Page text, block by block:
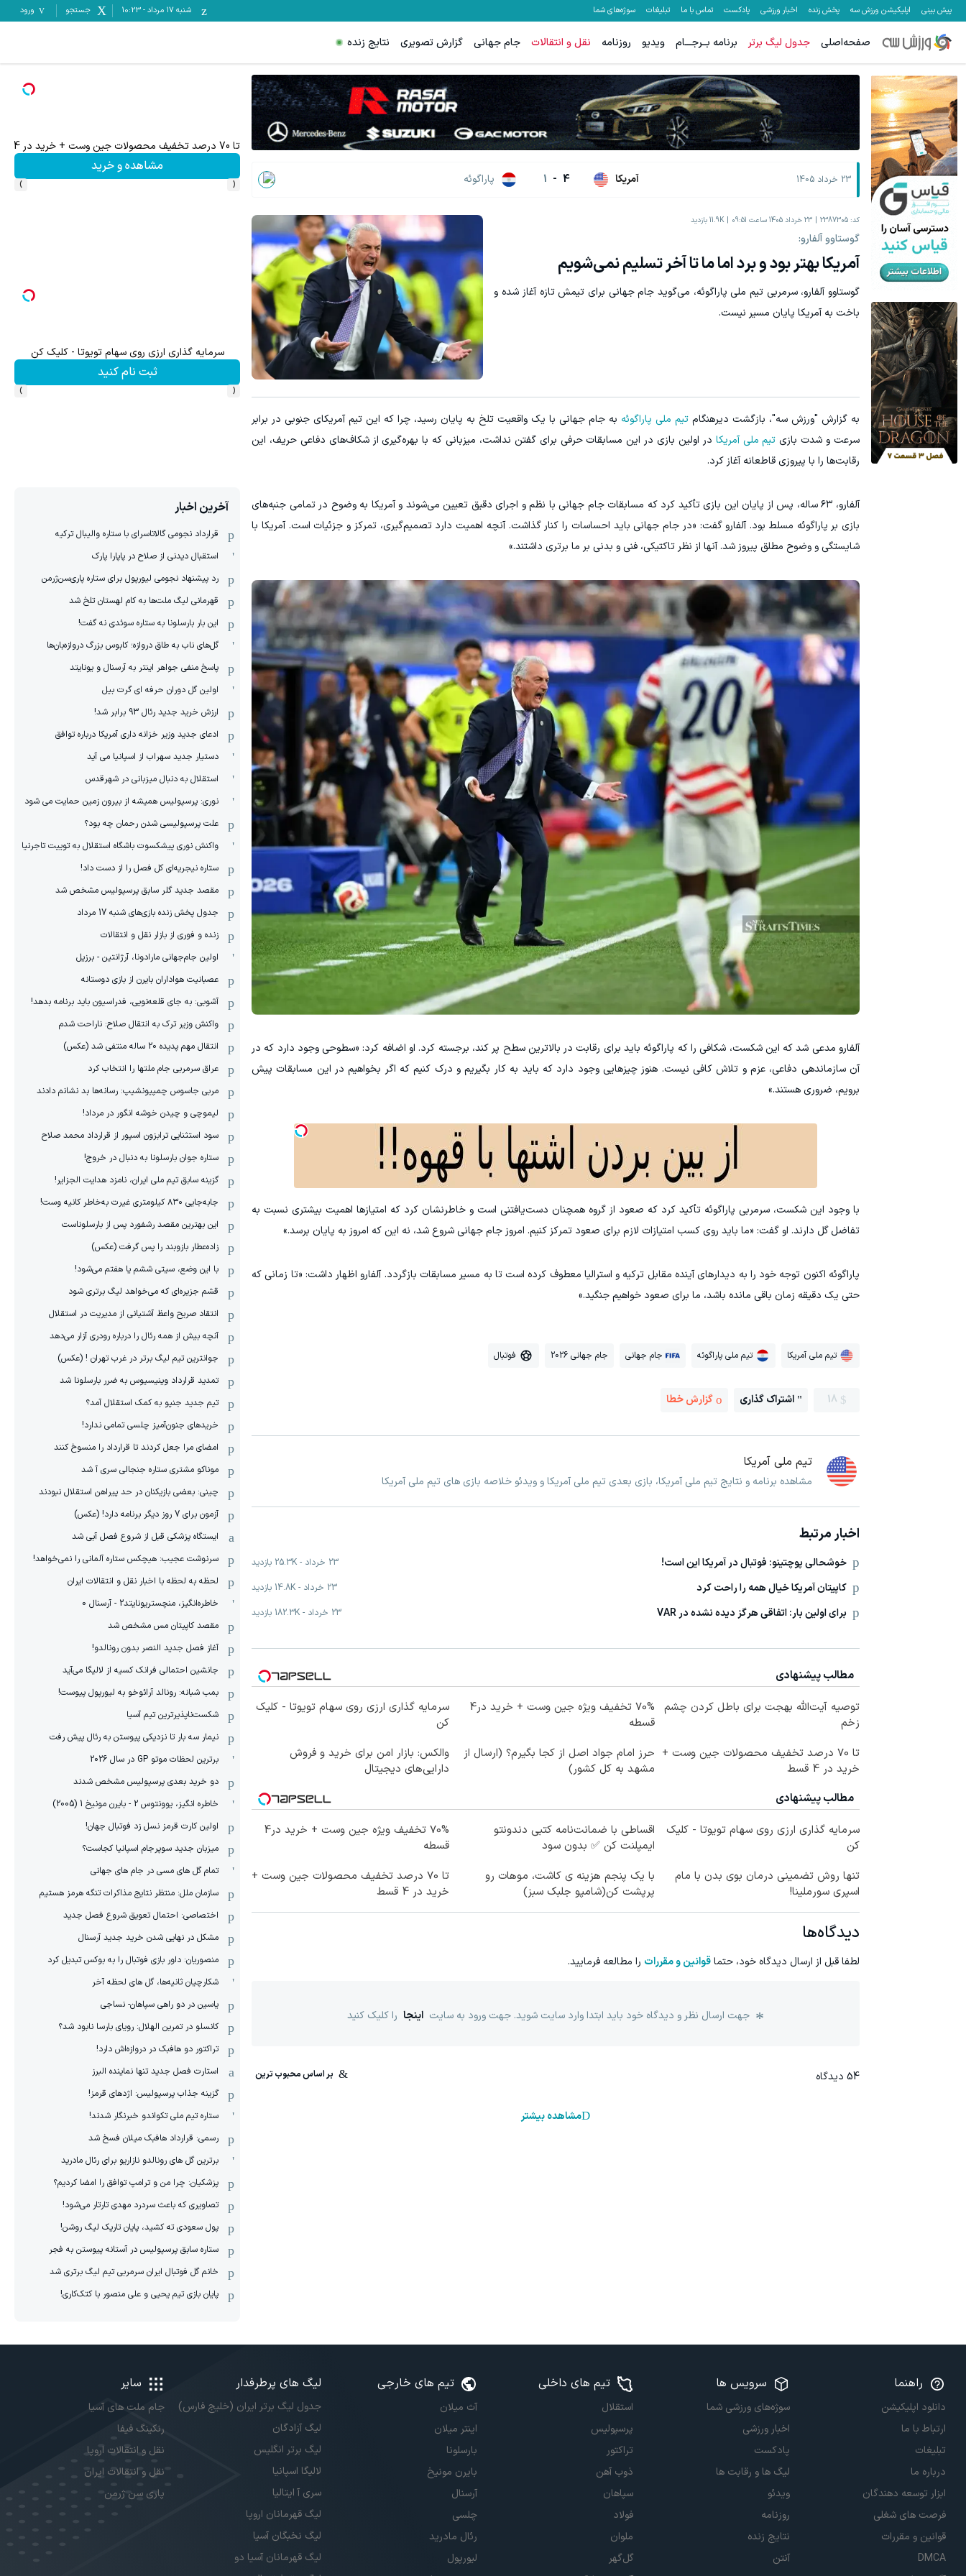
پیش بینی اپلیکیشن ورزش سه پخش زنده اخبار ورزشی پادکست تماس با ما تبلیغات سوژه‌های شما شنبه ۱۷ مرداد -
10:23 جستجو ورود
صفحه‌اصلی جدول لیگ برتر برنامه بــرجـــام ویدیو روزنامه نقل و انتقالات جام جهانی گزارش تصویری نتایج زنده
23 خرداد 1405 آمریکا 4
-
1 پاراگوئه
کد: 2387305 23 خرداد 1405 ساعت 09:51 11.9K بازدید
گوستاوو آلفارو:
آمریکا بهتر بود و برد اما ما تا آخر تسلیم نمی‌شویم
گوستاوو آلفارو، سرمربی تیم ملی پاراگوئه، می‌گوید جام جهانی برای تیمش تازه آغاز شده و
باخت به آمریکا پایان مسیر نیست.
به گزارش "ورزش سه"، بازگشت دیرهنگام تیم ملی پاراگوئه به جام جهانی با یک واقعیت تلخ به پایان رسید، چرا که این تیم آمریکای جنوبی در برابر
سرعت و شدت بازی تیم ملی آمریکا در اولین بازی در این مسابقات حرفی برای گفتن نداشت، میزبانی که با بهره‌گیری از شکاف‌های دفاعی حریف، این
رقابت‌ها را با پیروزی قاطعانه آغاز کرد.
آلفارو، ۶۳ ساله، پس از پایان این بازی تأکید کرد که مسابقات جام جهانی با نظم و اجرای دقیق تعیین می‌شوند و آمریکا به وضوح در تمامی جنبه‌های
بازی بر پاراگوئه مسلط بود. آلفارو گفت: «در جام جهانی باید احساسات را کنار گذاشت. آنچه اهمیت دارد تصمیم‌گیری، تمرکز و جزئیات است. آمریکا با
شایستگی و وضوح مطلق پیروز شد. آنها از نظر تاکتیکی، فنی و بدنی بر ما برتری داشتند.»
آلفارو مدعی شد که این شکست، شکافی را که پاراگوئه باید برای رقابت در بالاترین سطح پر کند، برجسته کرد. او اضافه کرد: «سطوحی وجود دارد که در
آن سازماندهی دفاعی، عزم و تلاش کافی نیست. هنوز چیزهایی وجود دارد که باید به کار بگیریم و درک کنیم که اگر بخواهیم در این مسابقات پیش
برویم، ضروری هستند.»
با وجود این شکست، سرمربی پاراگوئه تأکید کرد که صعود از گروه همچنان دست‌یافتنی است و خاطرنشان کرد که امتیازها اهمیت بیشتری نسبت به
تفاضل گل دارند. او گفت: «ما باید روی کسب امتیازات لازم برای صعود تمرکز کنیم. امروز جام جهانی شروع شد، نه این که امروز به پایان برسد.»
پاراگوئه اکنون توجه خود را به دیدارهای آینده مقابل ترکیه و استرالیا معطوف کرده است تا به مسیر مسابقات بازگردد. آلفارو اظهار داشت: «تا زمانی که
حتی یک دقیقه زمان باقی مانده باشد، ما برای صعود خواهیم جنگید.»
تیم ملی آمریکا تیم ملی پاراگوئه جام جهانی جام جهانی 2026 فوتبال
18 اشتراک گذاری گزارش خطا
تیم ملی آمریکا
مشاهده برنامه و نتایج تیم ملی آمریکا، بازی بعدی تیم ملی آمریکا و ویدئو خلاصه بازی های تیم ملی آمریکا
اخبار مرتبط
خوشحالی پوچتینو: فوتبال در آمریکا این است! 23 خرداد -
25.3K بازدید
کاپیتان آمریکا خیال همه را راحت کرد 23 خرداد -
14.8K بازدید
برای اولین بار: اتفاقی هرگز دیده نشده در VAR 23 خرداد -
182.3K بازدید
مطالب پیشنهادی
توصیه آیت‌الله بهجت برای باطل کردن چشم
زخم
70% تخفیف ویژه جین وست + خرید در4
قسطه
سرمایه گذاری ارزی روی سهام تویوتا - کلیک
کن
تا 70 درصد تخفیف محصولات جین وست +
خرید در 4 قسط
حرز امام جواد اصل از کجا بگیرم؟ (ارسال از
مشهد به کل کشور)
والکس: بازار امن برای خرید و فروش
دارایی‌های دیجیتال
مطالب پیشنهادی
سرمایه گذاری ارزی روی سهام تویوتا - کلیک
کن
اقساطی با ضمانت‌نامه کتبی دندونتو
ایمپلنت کن ✅ بدون سود
70% تخفیف ویژه جین وست + خرید در4
قسطه
تنها روش تضمینی درمان بوی بدن با مام
اسپری سورملینا!
با یک پنجم هزینه ی کاشت، موهات رو
پرپشت کن(شامپو جلبک سبز)
تا 70 درصد تخفیف محصولات جین وست +
خرید در 4 قسط
دیدگاه‌ها
لطفا قبل از ارسال دیدگاه خود، حتماقوانین و مقررات را مطالعه فرمایید.
جهت ارسال نظر و دیدگاه خود باید ابتدا وارد سایت شوید. جهت ورود به سایت اینجا را کلیک کنید
54 دیدگاه
مشاهده بیشتر
تا 70 درصد تخفیف محصولات جین وست + خرید در 4 قسط معاملات فارکس اسپرد از صفر و تا ۵۰۰ دلار بونوس هنوز 50 تتر رو دریافت نکردی؟ | رایگان ثبت نام کن و رایگان شروع کن! میدونستی میتونی از بالا رفتن ارزش سهام گوگل سود کسب
ثبت نام کنید
‹
›
سرمایه گذاری ارزی روی سهام تویوتا - کلیک کن میدونستی میتونی از بالا رفتن ارزش سهام گوگل سود کسب کنی؟
ثبت نام کنید
۳ دلار پاداش در هر لات معاملاتی در بروکر اینوسلو
ثبت نام کنید
‹
›
آخرین اخبار
قرارداد نجومی گالاتاسرای با ستاره والیبال ترکیه
استقبال دیدنی از صلاح در پاپارا پارک
رد پیشنهاد نجومی لیورپول برای ستاره پاری‌سن‌ژرمن
قهرمانی لیگ ملت‌ها به کام لهستان تلخ شد
این بار بارسلونا به ستاره سوئدی نه گفت!
گل‌های ناب به طاق دروازه؛ کابوس بزرگ دروازه‌بان‌ها
پاسخ منفی جواهر اینتر به آرسنال و یونایتد
اولین گل دوران حرفه ای گرت بیل
ارزش خرید جدید رئال 93 برابر شد!
ادعای جدید وزیر خزانه داری آمریکا درباره توافق
دستیار جدید سهراب از اسپانیا می آید
استقلال به دنبال میزبانی در شهرقدس
نوری: پرسپولیس همیشه از بیرون زمین حمایت می شود
علت پرسپولیسی شدن رحمان چه بود؟
واکنش نوری پیشکسوت باشگاه استقلال به توییت تاجرنیا
ستاره نیجریه‌ای کل فصل را از دست داد!
مقصد جدید گلر سابق پرسپولیس مشخص شد
جدول پخش زنده بازی‌های شنبه 17 مرداد
زنده و فوری از بازار نقل و انتقالات
اولین جام‌جهانی مارادونا، آرژانتین - برزیل
عصبانیت هواداران بایرن از بازی دوستانه
آشوبی: به جای قلعه‌نویی، فدراسیون باید برنامه بدهد!
واکنش وزیر ترک به انتقال صلاح: ناراحت شدم
انتقال مهم پدیده 20 ساله منتفی شد (عکس)
عراق سرمربی جام ملتها را انتخاب کرد
مربی جاسوس چمپیونشیپ: رسانه‌ها بد نشانم دادند
لیموچی و چیدن خوشه انگور در مرداد!
سود استثنایی ترابزون اسپور از قرارداد محمد صلاح
ستاره جوان بارسلونا به دنبال در خروج!
گزینه سابق تیم ملی ایران، نامزد هدایت الجزایر!
جابه‌جایی ۸۳۰ کیلومتری غیرت به‌خاطر کانیه وست!
این بهترین مقصد رشفورد پس از بارسلوناست
زاده‌عطار بازوبند را پس گرفت (عکس)
با این وضع، سیتی ششم یا هفتم می‌شود!
قشم جزیره‌ای که می‌خواهد لیگ برتری شود
انتقاد صریح واعظ آشتیانی از مدیریت در استقلال
آنچه بیش از همه رئال را درباره رودری آزار می‌دهد
جوانترین تیم لیگ برتر در غرب تهران ! (عکس)
تمدید قرارداد وینیسیوس به ضرر بارسلونا شد
تیم جدید جنپو به کمک استقلال آمد؟
خریدهای جنون‌آمیز چلسی تمامی ندارد!
امضای مرا جعل کردند تا قرارداد را منسوخ کنند
موناکو مشتری ستاره جنجالی سری آ شد
چینی: بعضی بازیکنان در حد پیراهن استقلال نبودند
آزمون برای 7 روز دیگر برنامه دارد! (عکس)
ایستگاه پزشکی قبل از شروع فصل آبی شد
سرنوشت عجیب: هیچکس ستاره آلمانی را نمی‌خواهد!
لحظه به لحظه با اخبار نقل و انتقالات ایران
خاطره‌انگیز، منچستریونایتد2 - آرسنال 0
مقصد کاپیتان مس مشخص شد
آغاز فصل جدید النصر بدون رونالدو!
جانشین احتمالی فرانک کسیه از لالیگا می‌آید
بمب شبانه: رونالد آرائوخو به لیورپول پیوست!
شکست‌ناپذیرترین تیم آسیا
نیمار سه بار تا نزدیکی پیوستن به رئال پیش رفت
برترین لحظات موتو GP در سال 2026
دو خرید بعدی پرسپولیس مشخص شدند
خاطره انگیز، یوونتوس 2 - بایرن مونیخ 1 (2005)
اولین کارت قرمز نسل زد فوتبال جهان!
میزبان جدید سوپرجام اسپانیا کجاست؟
تمام گل های مسی در جام های جهانی
سازمان ملل: منتظر نتایج مذاکرات تنگه هرمز هستیم
اختصاصی: احتمال تعویق شروع فصل جدید
مشکل در نهایی شدن خرید جدید آرسنال
منصوریان: داور بازی فوتبال را به بوکس تبدیل کرد
شکارچیان ثانیه‌ها، گل های لحظه آخر
یاسین در دو راهی سپاهان- نساجی
کانسلو در تمرین الهلال: رویای بارسا نابود شد؟
تراکتور دو هافبک در دروازه‌اش دارد!
استارت فصل جدید تنها نماینده البرز
گزینه جذاب پرسپولیس: اژدهای قرمز!
ستاره تیم ملی تکواندو خبرنگار شدند!
رسمی: قرارداد هافبک میلان فسخ شد
برترین گل های رونالدو نازاریو برای رئال مادرید
پزشکیان: چرا من و ترامپ توافق را امضا کردیم؟
تصاویری که باعث سردرد مهدی تارتار می‌شود!
پول سعودی ته کشید، پایان تاریک لیگ روشن!
ستاره سابق پرسپولیس در آستانه پیوستن به فجر
خانم گل فوتبال ایران سرمربی تیم لیگ برتری شد
پایان بازی تیم یحیی و علی منصور با کتک‌کاری!
راهنما
دانلود اپلیکیشن
ارتباط با ما
تبلیغات
درباره ما
ابزار توسعه دهندگان
فرصت های شغلی
قوانین و مقررات
DMCA
سرویس ها
سوژه‌های ورزشی شما
اخبار ورزشی
پادکست
لیگ ها و رقابت ها
ویدئو
روزنامه
نتایج زنده
آنتن
تیم های داخلی
استقلال
پرسپولیس
تراکتور
ذوب آهن
سپاهان
فولاد
ملوان
گل‌گهر
تیم های خارجی
آث میلان
اینتر میلان
بارسلونا
بایرن مونیخ
آرسنال
چلسی
رئال مادرید
لیورپول
لیگ های پرطرفدار
جدول لیگ برتر ایران (خلیج فارس)
لیگ آزادگان
لیگ برتر انگلیس
لالیگا اسپانیا
سری آ ایتالیا
لیگ قهرمانان اروپا
لیگ نخبگان آسیا
لیگ قهرمانان آسیا دو
سایر
جام ملت های آسیا
رنکینگ فیفا
نقل و انتقالات اروپا
نقل و انتقالات ایران
پاری سن ژرمن